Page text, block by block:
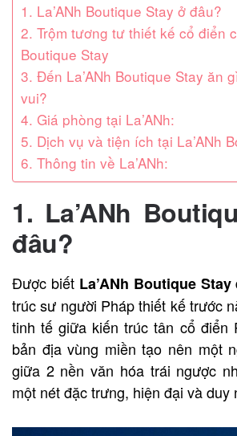
1. La’ANh Boutique Stay ở đâu?
2. Trộm tương tư thiết kế cổ điển
Boutique Stay
3. Đến La’ANh Boutique Stay ăn
vui?
4. Giá phòng tại La’ANh:
5. Dịch vụ và tiện ích tại La’ANh
6. Thông tin về La’ANh:
1. La’ANh
đâu?
Được biếtLa’ANh Boutique Stay
trúc sư người Pháp thiết kế trước
tinh tế giữa kiến trúc tân cổ điển
bản địa vùng miền tạo nên một
giữa 2 nền văn hóa trái ngược
một nét đặc trưng, hiện đại và duy